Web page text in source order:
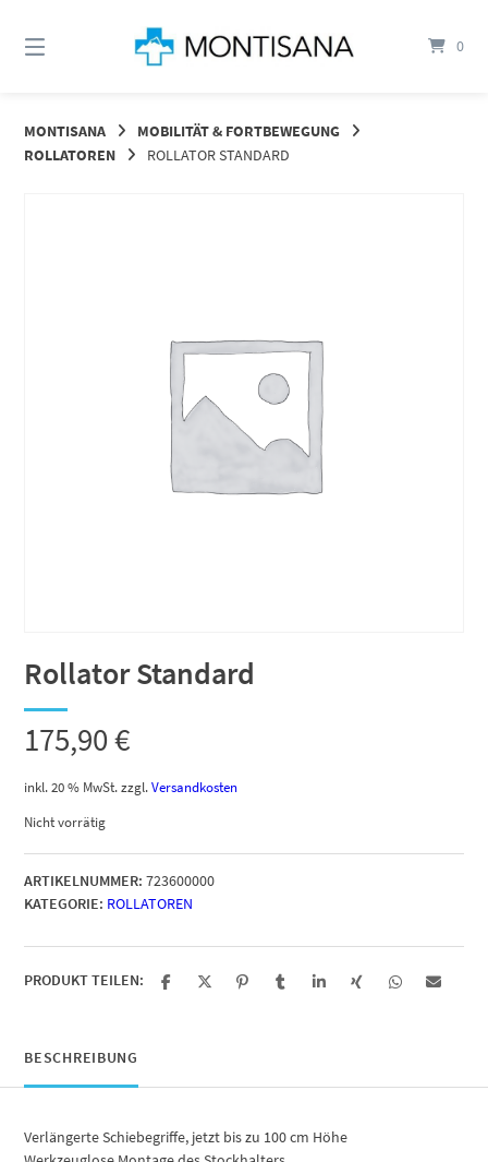
zum
0
MONTISANA
MOBILITÄT & FORTBEWEGUNG
ROLLATOREN
ROLLATOR STANDARD
Rollator Standard
175,90€
inkl. 20 % MwSt. zzgl.Versandkosten
Nicht vorrätig
ARTIKELNUMMER: 723600000
KATEGORIE: ROLLATOREN
PRODUKT TEILEN:
BESCHREIBUNG
Verlängerte Schiebegriffe, jetzt bis zu 100 cm Höhe